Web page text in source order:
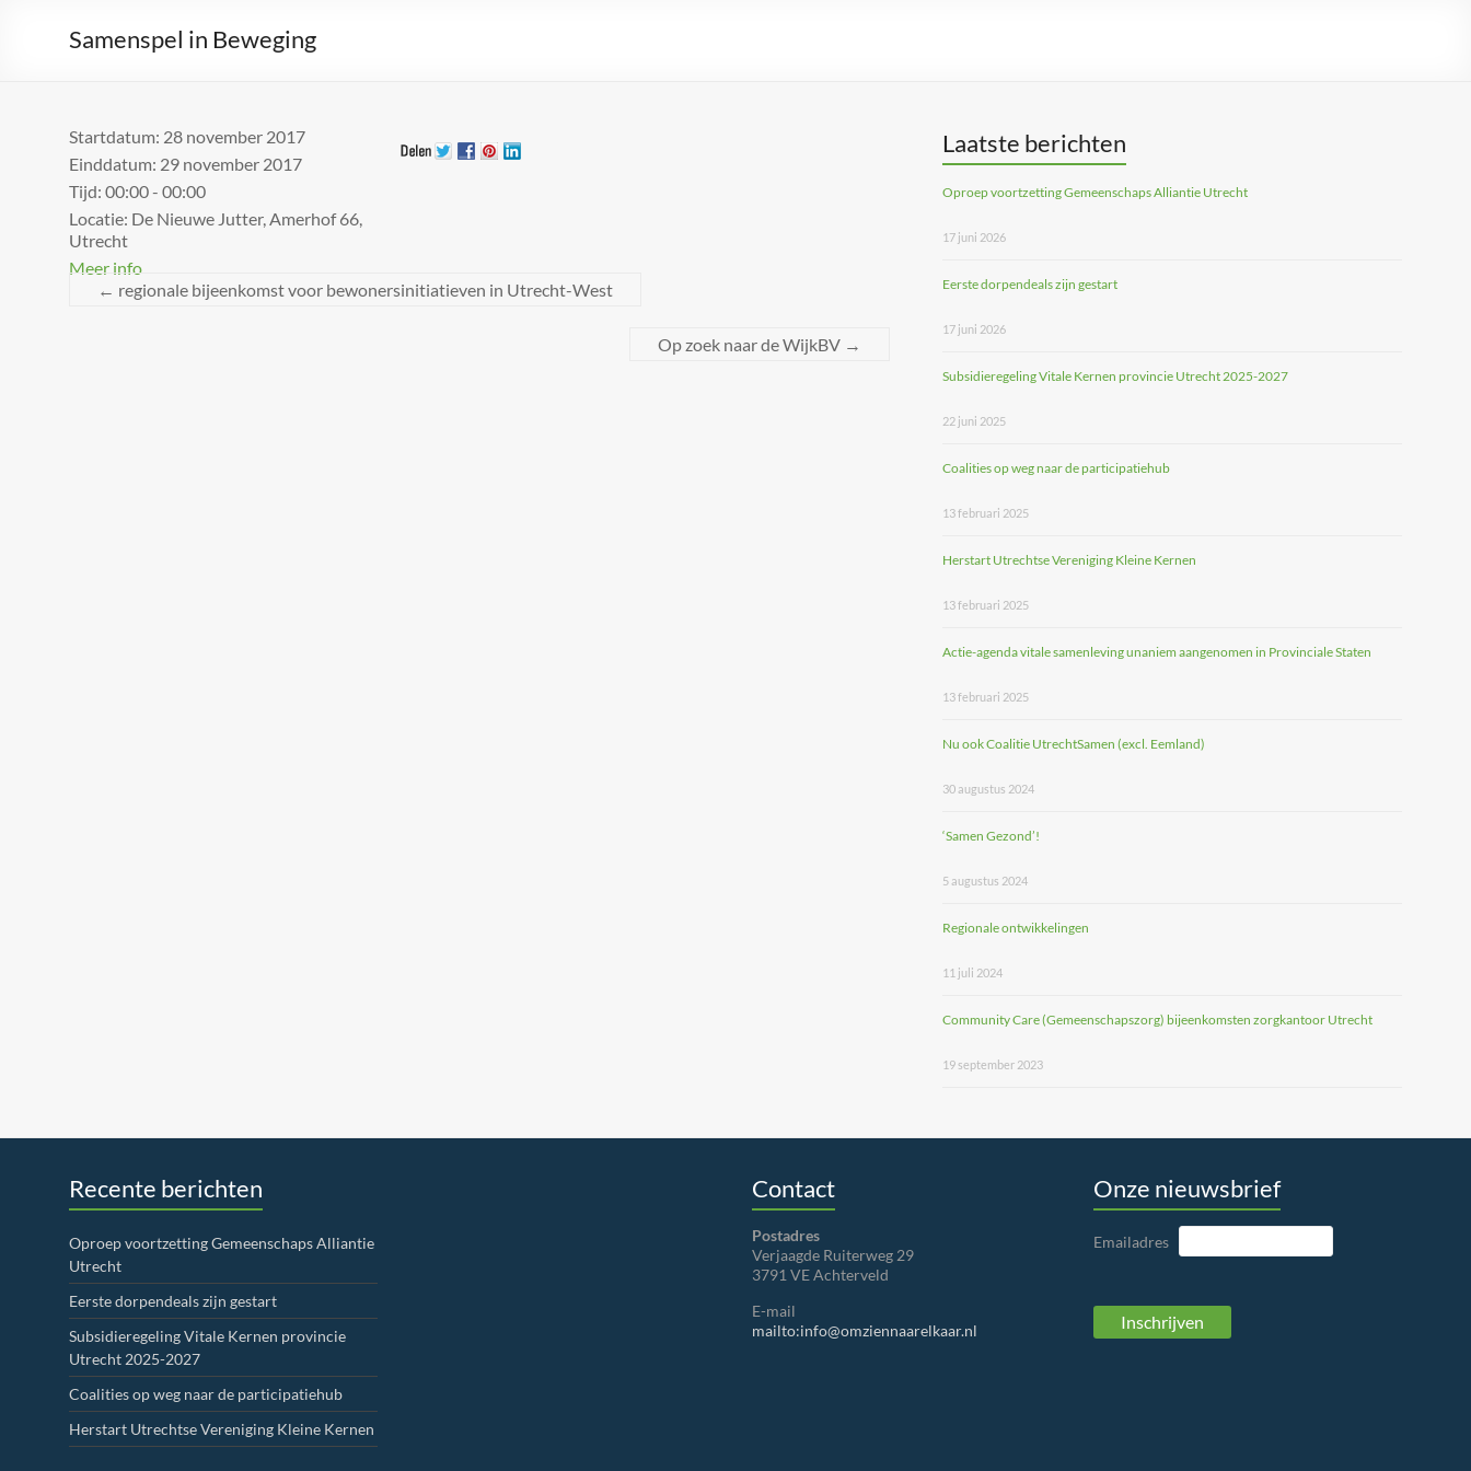
Samenspel in Beweging
Startdatum: 28 november 2017
Einddatum: 29 november 2017
Tijd: 00:00 - 00:00
Locatie: De Nieuwe Jutter, Amerhof 66,
Utrecht
Meer info
← regionale bijeenkomst voor bewonersinitiatieven in Utrecht-West
Op zoek naar de WijkBV →
Laatste berichten
Oproep voortzetting Gemeenschaps Alliantie Utrecht
17 juni 2026
Eerste dorpendeals zijn gestart
17 juni 2026
Subsidieregeling Vitale Kernen provincie Utrecht 2025-2027
22 juni 2025
Coalities op weg naar de participatiehub
13 februari 2025
Herstart Utrechtse Vereniging Kleine Kernen
13 februari 2025
Actie-agenda vitale samenleving unaniem aangenomen in Provinciale Staten
13 februari 2025
Nu ook Coalitie UtrechtSamen (excl. Eemland)
30 augustus 2024
‘Samen Gezond’!
5 augustus 2024
Regionale ontwikkelingen
11 juli 2024
Community Care (Gemeenschapszorg) bijeenkomsten zorgkantoor Utrecht
19 september 2023
Recente berichten
Oproep voortzetting Gemeenschaps Alliantie
Utrecht
Eerste dorpendeals zijn gestart
Subsidieregeling Vitale Kernen provincie
Utrecht 2025-2027
Coalities op weg naar de participatiehub
Herstart Utrechtse Vereniging Kleine Kernen
Contact
Postadres
Verjaagde Ruiterweg 29
3791 VE Achterveld
E-mail
mailto:info@omziennaarelkaar.nl
Onze nieuwsbrief
Emailadres